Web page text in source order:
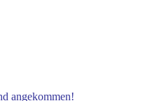
angekommen!